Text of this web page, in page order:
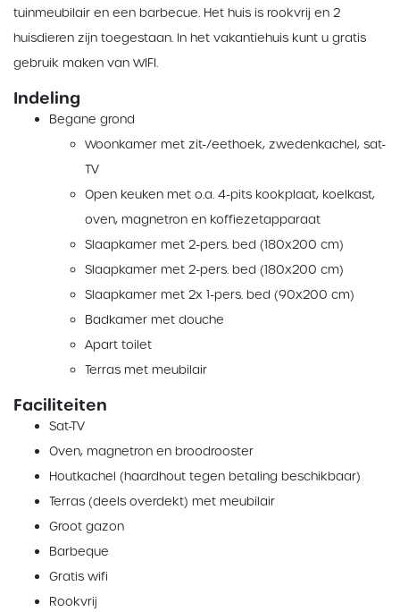
tuinmeubilair en een barbecue. Het huis is rookvrij en 2
huisdieren zijn toegestaan. In het vakantiehuis kunt u gratis
gebruik maken van WIFI.
Indeling
Begane grond
Woonkamer met zit-/eethoek, zwedenkachel, sat-
TV
Open keuken met o.a. 4-pits kookplaat, koelkast,
oven, magnetron en koffiezetapparaat
Slaapkamer met 2-pers. bed (180x200 cm)
Slaapkamer met 2-pers. bed (180x200 cm)
Slaapkamer met 2x 1-pers. bed (90x200 cm)
Badkamer met douche
Apart toilet
Terras met meubilair
Faciliteiten
Sat-TV
Oven, magnetron en broodrooster
Houtkachel (haardhout tegen betaling beschikbaar)
Terras (deels overdekt) met meubilair
Groot gazon
Barbeque
Gratis wifi
Rookvrij